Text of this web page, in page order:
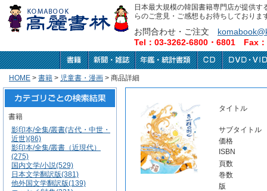
日本最大規模の韓国書籍専門店が提供
らのご意見・ご感想もお待ちしておりま
お問合わせ・ご注文
Tel：03-3262-6800・6801 Fax
HOME > 書籍 > 児童書・漫画 > 商品詳細
書籍
影印本/全集/叢書(古代・中世・
近世)(86)
影印本/全集/叢書（近現代）
(275)
国内文学/小説(529)
日本文学翻訳版(381)
他外国文学翻訳版(139)
タイトル
サブタイトル
価格
ISBN
頁数
巻数
版